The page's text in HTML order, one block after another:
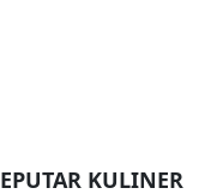
KULINER